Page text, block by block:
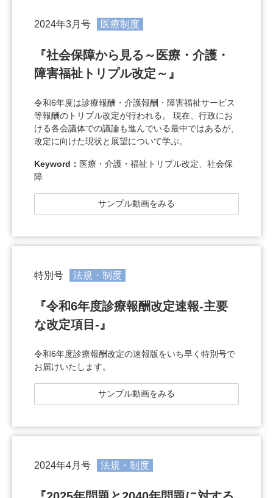
2024年3月号 医療制度
『社会保障から見る～医療・介護・
障害福祉トリプル改定～』
令和6年度は診療報酬・介護報酬・障害福祉サービス
等報酬のトリプル改定が行われる。 現在、行政にお
ける各会議体での議論も進んでいる最中ではあるが、
改定に向けた現状と展望について学ぶ。
Keyword： 医療・介護・福祉トリプル改定、社会保
障
サンプル動画をみる
特別号 法規・制度
『令和6年度診療報酬改定速報-主要
な改定項目-』
令和6年度診療報酬改定の速報版をいち早く特別号で
お届けいたします。
サンプル動画をみる
2024年4月号 法規・制度